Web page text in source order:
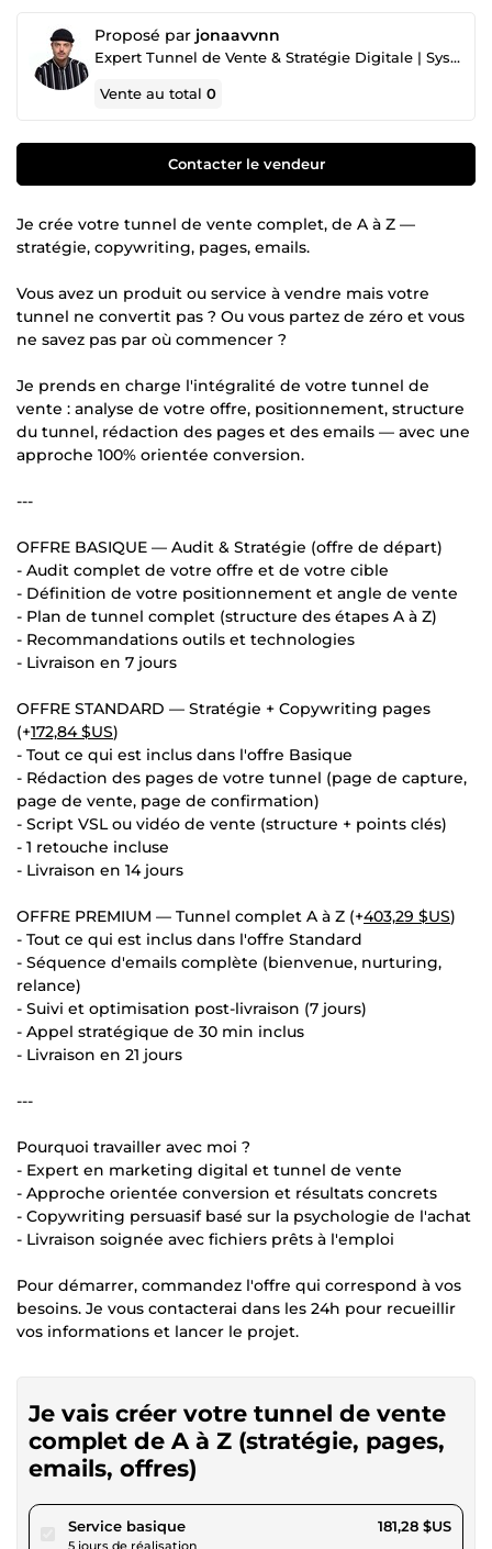
Proposé par jonaavvnn
Expert Tunnel de Vente & Stratégie Digitale | Systeme.io | Copywriting
Vente au total0
Contacter le vendeur
Je crée votre tunnel de vente complet, de A à Z —
stratégie, copywriting, pages, emails.
Vous avez un produit ou service à vendre mais votre
tunnel ne convertit pas ? Ou vous partez de zéro et vous
ne savez pas par où commencer ?
Je prends en charge l'intégralité de votre tunnel de
vente : analyse de votre offre, positionnement, structure
du tunnel, rédaction des pages et des emails — avec une
approche 100% orientée conversion.
---
OFFRE BASIQUE — Audit & Stratégie (offre de départ)
- Audit complet de votre offre et de votre cible
- Définition de votre positionnement et angle de vente
- Plan de tunnel complet (structure des étapes A à Z)
- Recommandations outils et technologies
- Livraison en 7 jours
OFFRE STANDARD — Stratégie + Copywriting pages
(+172,84 $US)
- Tout ce qui est inclus dans l'offre Basique
- Rédaction des pages de votre tunnel (page de capture,
page de vente, page de confirmation)
- Script VSL ou vidéo de vente (structure + points clés)
- 1 retouche incluse
- Livraison en 14 jours
OFFRE PREMIUM — Tunnel complet A à Z (+403,29 $US)
- Tout ce qui est inclus dans l'offre Standard
- Séquence d'emails complète (bienvenue, nurturing,
relance)
- Suivi et optimisation post-livraison (7 jours)
- Appel stratégique de 30 min inclus
- Livraison en 21 jours
---
Pourquoi travailler avec moi ?
- Expert en marketing digital et tunnel de vente
- Approche orientée conversion et résultats concrets
- Copywriting persuasif basé sur la psychologie de l'achat
- Livraison soignée avec fichiers prêts à l'emploi
Pour démarrer, commandez l'offre qui correspond à vos
besoins. Je vous contacterai dans les 24h pour recueillir
vos informations et lancer le projet.
Je vais créer votre tunnel de vente
complet de A à Z (stratégie, pages,
emails, offres)
Service basiquepour 167,08 $US
5 jours de réalisation
181,28 $US